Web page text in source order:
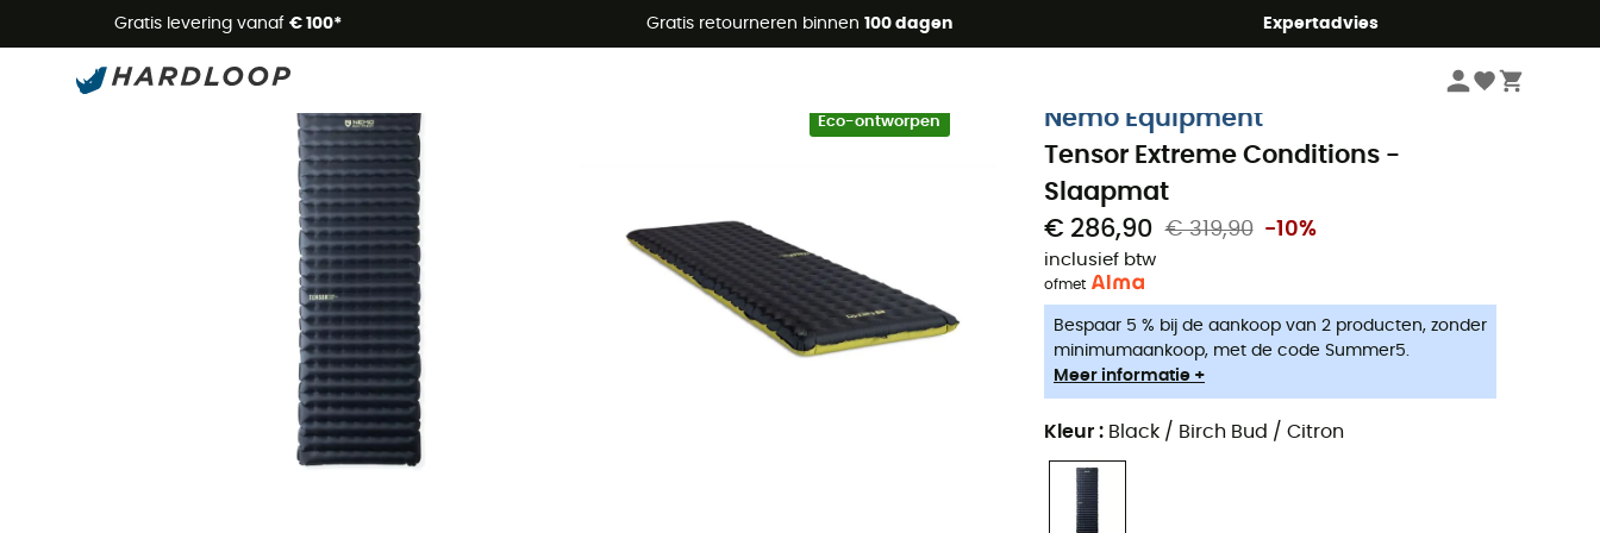
Gratis levering vanaf € 100* Gratis retourneren binnen 100 dagen Expertadvies
Zomeraanbiedingen 🔥 -5% EXTRA vanaf 2 producten* met code Summer5
Eco-ontworpen
Slaapmatten
Nemo Equipment
Tensor Extreme Conditions -
Slaapmat
€ 286,90 € 319,90 -10%
inclusief btw
ofmet
Bespaar 5 % bij de aankoop van 2 producten, zonder
minimumaankoop, met de code Summer5.
Meer informatie +
Kleur : Black / Birch Bud / Citron